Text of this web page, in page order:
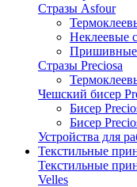
Стразы Asfour
Неклеевые
Пришивные
Стразы Preciosa
Чешский бисер
Бисер
Бисер
Устройства для
Текстильные
Текстильные
Velles